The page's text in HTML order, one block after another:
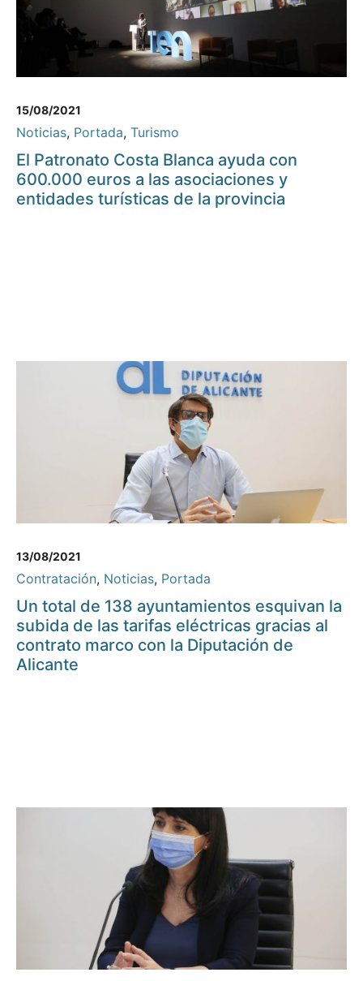
15/08/2021
Noticias, Portada, Turismo
El Patronato Costa Blanca ayuda con
600.000 euros a las asociaciones y
entidades turísticas de la provincia
13/08/2021
Contratación, Noticias, Portada
Un total de 138 ayuntamientos esquivan la
subida de las tarifas eléctricas gracias al
contrato marco con la Diputación de
Alicante